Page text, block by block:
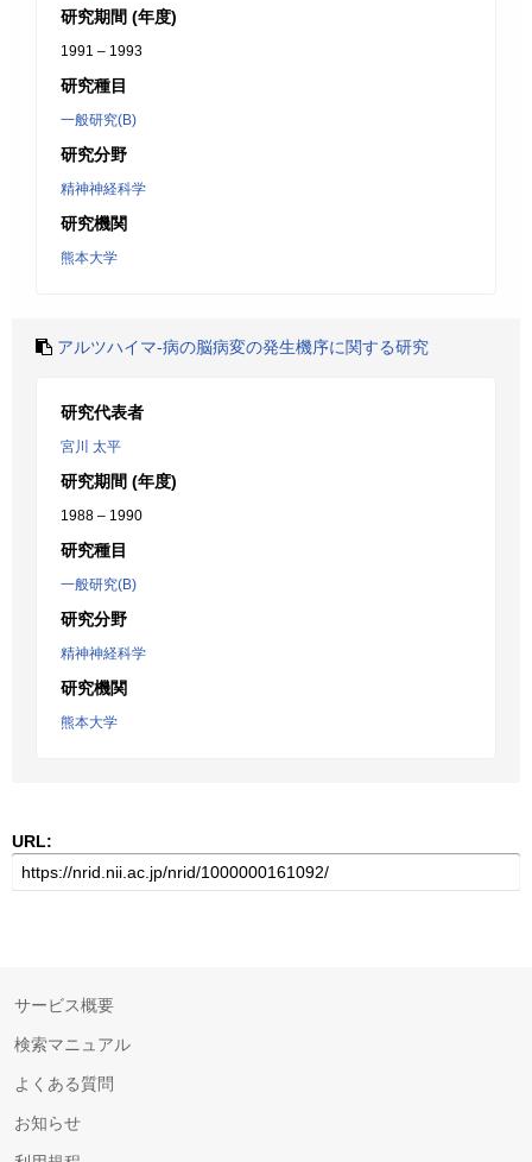
研究期間 (年度)
1991 – 1993
研究種目
一般研究(B)
研究分野
精神神経科学
研究機関
熊本大学
アルツハイマ-病の脳病変の発生機序に関する研究
研究代表者
宮川 太平
研究期間 (年度)
1988 – 1990
研究種目
一般研究(B)
研究分野
精神神経科学
研究機関
熊本大学
URL:
サービス概要
検索マニュアル
よくある質問
お知らせ